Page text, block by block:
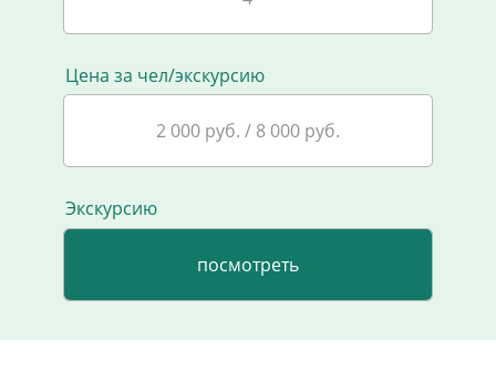
Цена за чел/экскурсию
2 000 руб. / 8 000 руб.
Экскурсию